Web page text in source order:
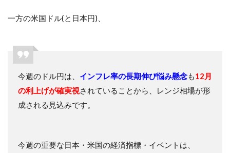
一方の米国ドル(と日本円)、
今週のドル円は、 インフレ率の長期伸び悩み懸念も12月
の利上げが確実視されていることから、レンジ相場が形
成される見込みです。
今週の重要な日本・米国の経済指標・イベントは、